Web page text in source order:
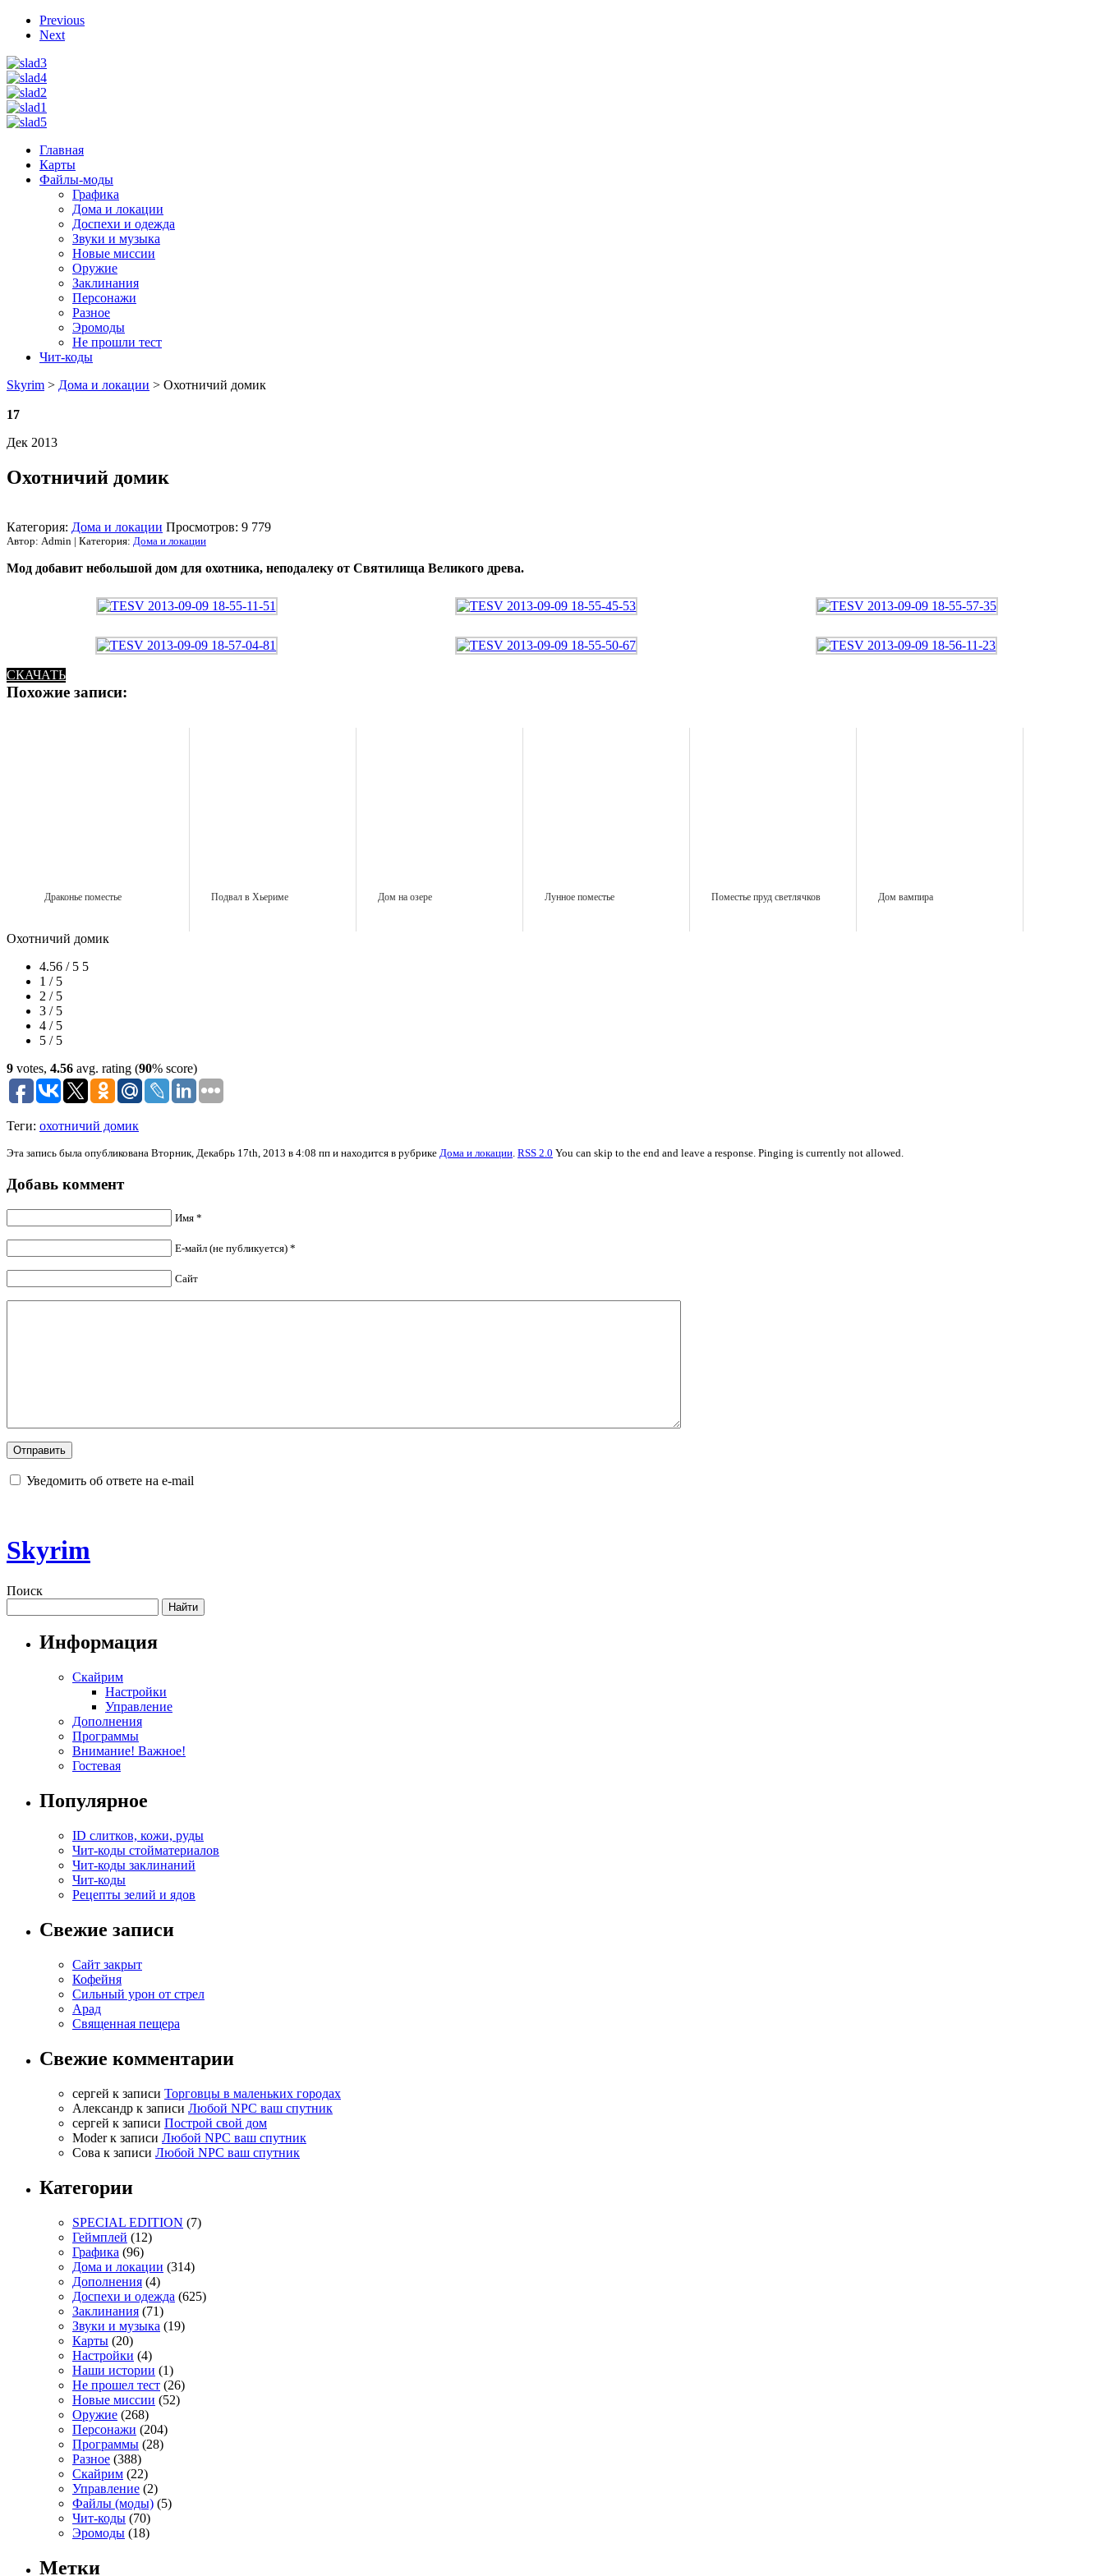
Previous
Next
Главная
Карты
Файлы-моды
Графика
Дома и локации
Доспехи и одежда
Звуки и музыка
Новые миссии
Оружие
Заклинания
Персонажи
Разное
Эромоды
Не прошли тест
Чит-коды
Skyrim > Дома и локации > Охотничий домик
17
Дек 2013
Охотничий домик
Категория: Дома и локации Просмотров: 9 779
Автор: Admin | Категория: Дома и локации
Мод добавит небольшой дом для охотника, неподалеку от Святилища Великого древа.
СКАЧАТЬ
Похожие записи:
Драконье поместье Подвал в Хьериме Дом на озере Лунное поместье Поместье пруд светлячков Дом вампира
Охотничий домик
4.56 / 5 5
1 / 5
2 / 5
3 / 5
4 / 5
5 / 5
9 votes, 4.56 avg. rating (90% score)
Теги: охотничий домик
Эта запись была опубликована Вторник, Декабрь 17th, 2013 в 4:08 пп и находится в рубрике Дома и локации. RSS 2.0 You can skip to the end and leave a response. Pinging is currently not allowed.
Добавь коммент
Имя *
Е-майл (не публикуется) *
Сайт
Уведомить об ответе на e-mail
Skyrim
Поиск
Информация
Скайрим
Настройки
Управление
Дополнения
Программы
Внимание! Важное!
Гостевая
Популярное
ID слитков, кожи, руды
Чит-коды стойматериалов
Чит-коды заклинаний
Чит-коды
Рецепты зелий и ядов
Свежие записи
Сайт закрыт
Кофейня
Cильный урон от стрел
Арад
Священная пещера
Свежие комментарии
cергей к записи Торговцы в маленьких городах
Александр к записи Любой NPC ваш спутник
cергей к записи Построй свой дом
Moderк записи Любой NPC ваш спутник
Сова к записи Любой NPC ваш спутник
Категории
SPECIAL EDITION (7)
Геймплей (12)
Графика (96)
Дома и локации (314)
Дополнения (4)
Доспехи и одежда (625)
Заклинания (71)
Звуки и музыка (19)
Карты (20)
Настройки (4)
Наши истории (1)
Не прошел тест (26)
Новые миссии (52)
Оружие (268)
Персонажи (204)
Программы (28)
Разное (388)
Скайрим (22)
Управление (2)
Файлы (моды) (5)
Чит-коды (70)
Эромоды (18)
Метки